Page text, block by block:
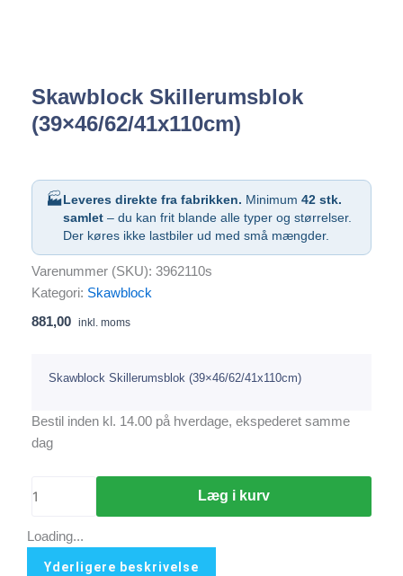
Skawblock Skillerumsblok
(39×46/62/41x110cm)
🏭Leveres direkte fra fabrikken. Minimum 42 stk.
samlet – du kan frit blande alle typer og størrelser.
Der køres ikke lastbiler ud med små mængder.
Varenummer (SKU): 3962110s
Kategori: Skawblock
881,00 inkl. moms
Skawblock Skillerumsblok (39×46/62/41x110cm)
Bestil inden kl. 14.00 på hverdage, ekspederet samme
dag
Skawblock
Skillerumsblok
Læg i kurv
Loading...
Yderligere beskrivelse